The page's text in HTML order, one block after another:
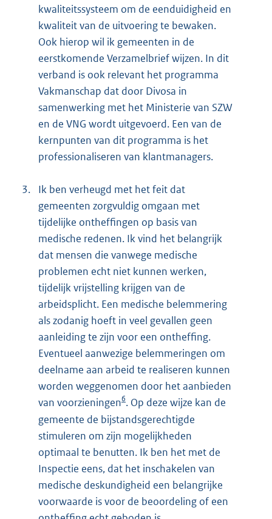
kwaliteitssysteem om de eenduidigheid en
kwaliteit van de uitvoering te bewaken.
Ook hierop wil ik gemeenten in de
eerstkomende Verzamelbrief wijzen. In dit
verband is ook relevant het programma
Vakmanschap dat door Divosa in
samenwerking met het Ministerie van SZW
en de VNG wordt uitgevoerd. Een van de
kernpunten van dit programma is het
professionaliseren van klantmanagers.
3.
Ik ben verheugd met het feit dat
gemeenten zorgvuldig omgaan met
tijdelijke ontheffingen op basis van
medische redenen. Ik vind het belangrijk
dat mensen die vanwege medische
problemen echt niet kunnen werken,
tijdelijk vrijstelling krijgen van de
arbeidsplicht. Een medische belemmering
als zodanig hoeft in veel gevallen geen
aanleiding te zijn voor een ontheffing.
Eventueel aanwezige belemmeringen om
deelname aan arbeid te realiseren kunnen
worden weggenomen door het aanbieden
van voorzieningen6. Op deze wijze kan de
gemeente de bijstandsgerechtigde
stimuleren om zijn mogelijkheden
optimaal te benutten. Ik ben het met de
Inspectie eens, dat het inschakelen van
medische deskundigheid een belangrijke
voorwaarde is voor de beoordeling of een